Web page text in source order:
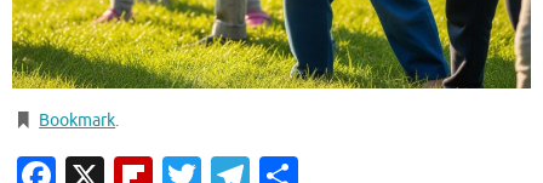
Bookmark.